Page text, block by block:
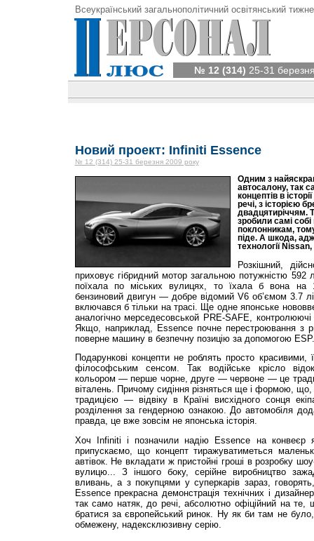
Всеукраїнський загальнополітичний освітянський
№ 12 (314) 25-31
Новий проект: Infiniti Essence
№ 12 (314) 25-31 березня 2009 року
Одним з
автосалону, так
концептів в
речі, з історією
двадцятиріччям.
зробили самі
поклонникам,
піде. А шкода,
технології
Розкішний,
приховує гібридний мотор загальною потужністю
поїхала по міських вулицях, то їхала б вона на
бензиновий двигун — добре відомий V6 об’ємом 3.7
включався б тільки на трасі. Ще одне японське
аналогічно мерседесовськой PRE-SAFE,
Якщо, наприклад, Essence почне перестроювання з
поверне машину в безпечну позицію за допомогою ESP.
Подарункові концепти не роблять просто
філософським сенсом. Так водійське крісло
кольором — перше чорне, друге — червоне — це
віталень. Причому сидіння різняться ще і формою,
традицією — відвіку в Країні висхідного сонця
розділення за гендерною ознакою. До автомобіля
правда, це вже зовсім не японська історія.
Хоч Infiniti і позначили надію Essence на конвеєр
припускаємо, що концепт тиражуватиметься
автівок. Не вкладати ж пристойні гроші в розробку
вулицю... З іншого боку, серійне виробництво
вливань, а з покупцями у суперкарів зараз,
Essence прекрасна демонстрація технічних і
так само натяк, до речі, абсолютно офіційний на те,
братися за європейський ринок. Ну як би там не
обмежену, надексклюзивну серію.